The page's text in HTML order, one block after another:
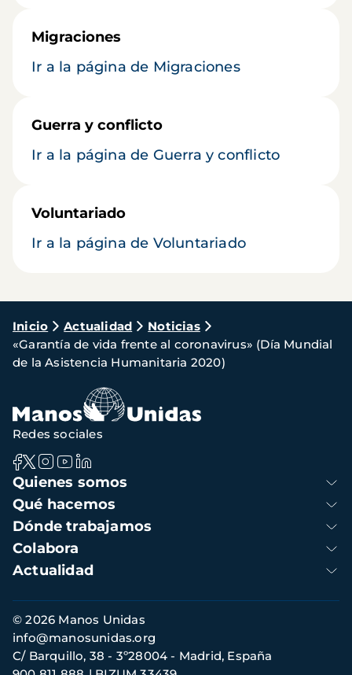
Migraciones
Ir a la página de Migraciones
Guerra y conflicto
Ir a la página de Guerra y conflicto
Voluntariado
Ir a la página de Voluntariado
Ruta
de
navegación
Inicio Actualidad
Noticias
«Garantía de vida frente al coronavirus» (Día Mundial
de la Asistencia Humanitaria 2020)
Navegación
principal
Quienes somos
Qué hacemos
Dónde trabajamos
Colabora
Actualidad
Redes sociales
Información
de
contacto
© 2026 Manos Unidas
C/ Barquillo, 38 - 3º28004 - Madrid, España
info@manosunidas.org